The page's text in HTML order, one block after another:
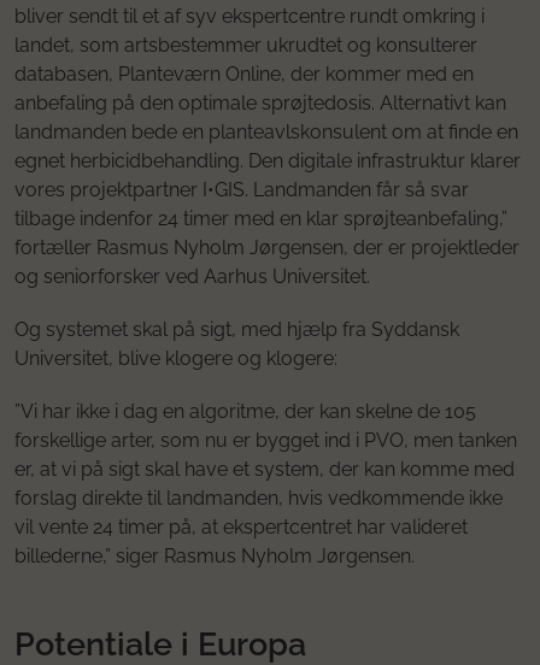
bliver sendt til et af syv ekspertcentre rundt omkring i
landet, som artsbestemmer ukrudtet og konsulterer
databasen, Planteværn Online, der kommer med en
anbefaling på den optimale sprøjtedosis. Alternativt kan
landmanden bede en planteavlskonsulent om at finde en
egnet herbicidbehandling. Den digitale infrastruktur klarer
vores projektpartner I•GIS. Landmanden får så svar
tilbage indenfor 24 timer med en klar sprøjteanbefaling,”
fortæller Rasmus Nyholm Jørgensen, der er projektleder
og seniorforsker ved Aarhus Universitet.
Og systemet skal på sigt, med hjælp fra Syddansk
Universitet, blive klogere og klogere:
”Vi har ikke i dag en algoritme, der kan skelne de 105
forskellige arter, som nu er bygget ind i PVO, men tanken
er, at vi på sigt skal have et system, der kan komme med
forslag direkte til landmanden, hvis vedkommende ikke
vil vente 24 timer på, at ekspertcentret har valideret
billederne,” siger Rasmus Nyholm Jørgensen.
Potentiale i Europa